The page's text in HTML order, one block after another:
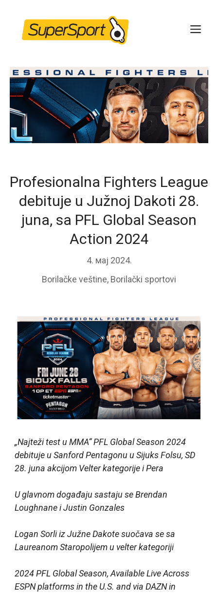
content
Profesionalna Fighters League
debituje u Južnoj Dakoti 28.
juna, sa PFL Global Season
Action 2024
4. мај 2024.
Borilačke veštine, Borilački sportovi
„Najteži test u MMA“ PFL Global Season 2024
debituje u Sanford Pentagonu u Sijuks Folsu, SD
28. juna akcijom Velter kategorije i Pera
U glavnom događaju sastaju se Brendan
Loughnane i Justin Gonzales
Logan Sorli iz Južne Dakote suočava se sa
Laureanom Staropolijem u velter kategoriji
2024 PFL Global Season, Available Live Across
ESPN platforms in the U.S. and via DAZN in